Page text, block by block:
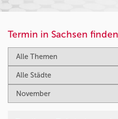
Termin in Sachsen